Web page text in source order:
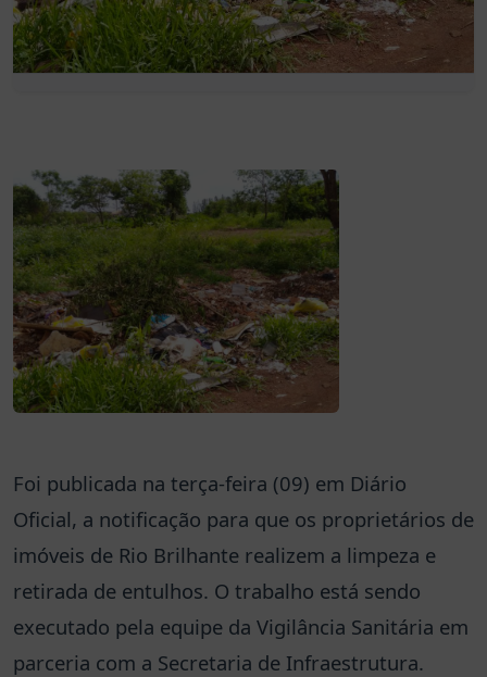
Foi publicada na terça-feira (09) em Diário
Oficial, a notificação para que os proprietários de
imóveis de Rio Brilhante realizem a limpeza e
retirada de entulhos. O trabalho está sendo
executado pela equipe da Vigilância Sanitária em
parceria com a Secretaria de Infraestrutura.